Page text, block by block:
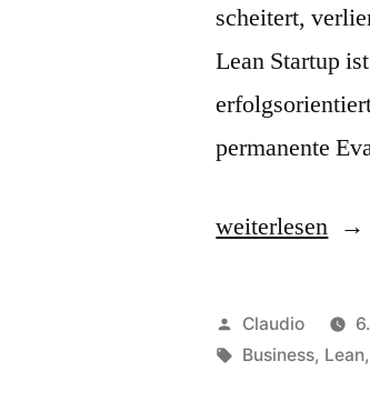
scheitert,
Lean Startup
permanente
„The
Startup“
weiterlesen
Veröffentlicht
von
Claudio
Schlagwörter:
Business, Lean,